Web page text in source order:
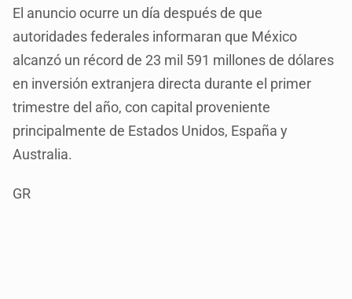
El anuncio ocurre un día después de que
autoridades federales informaran que México
alcanzó un récord de 23 mil 591 millones de dólares
en inversión extranjera directa durante el primer
trimestre del año, con capital proveniente
principalmente de Estados Unidos, España y
Australia.
GR